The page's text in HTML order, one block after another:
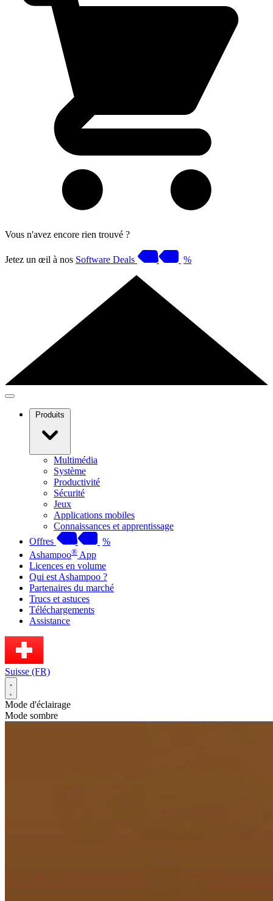
Vous n'avez encore rien trouvé ?
Jetez un œil à nos Software Deals %
Produits
Multimédia
Système
Productivité
Sécurité
Jeux
Applications mobiles
Connaissances et apprentissage
Offres
%
Ashampoo® App
Licences en volume
Qui est Ashampoo ?
Partenaires du marché
Trucs et astuces
Téléchargements
Assistance
Suisse (FR)
Mode d'éclairage
Mode sombre